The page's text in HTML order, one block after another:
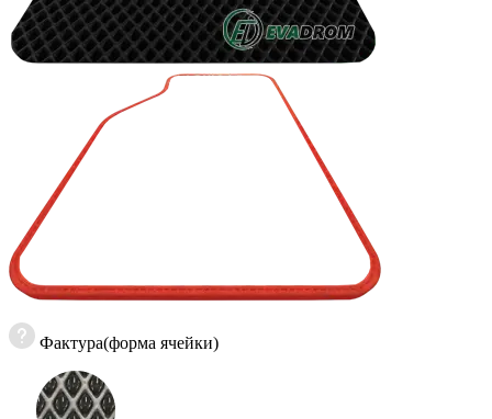
Фактура(форма ячейки)